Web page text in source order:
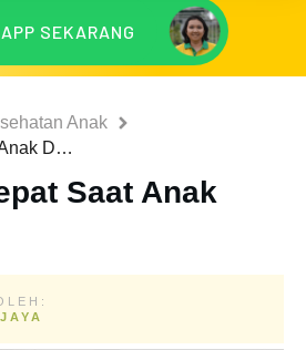
SEKARANG
Anak
Tindakan Tepat Saat Anak Demam!
Saat Anak